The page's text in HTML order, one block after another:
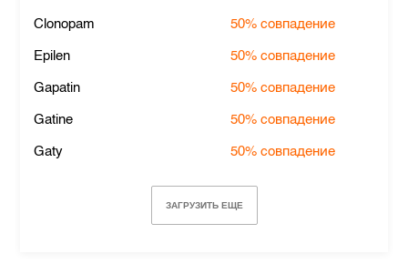
Clonopam 50% совпадение
Epilen 50% совпадение
Gapatin 50% совпадение
Gatine 50% совпадение
Gaty 50% совпадение
ЗАГРУЗИТЬ ЕЩЕ